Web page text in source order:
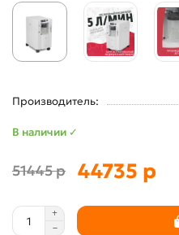
Производитель:
В наличии ✓
51445 р 44735 р